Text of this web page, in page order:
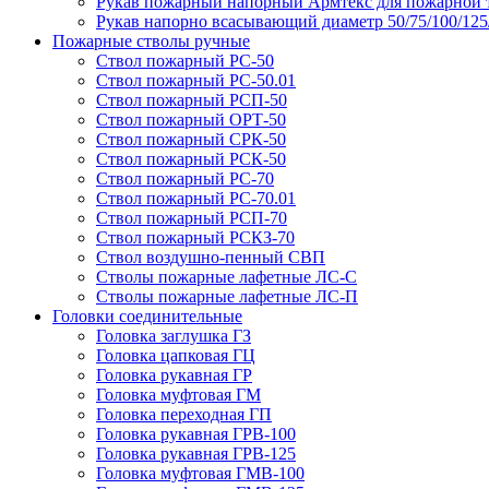
Рукав напорно всасывающий диаметр 50/75/100/
Пожарные стволы ручные
Ствол пожарный РС-50
Ствол пожарный РС-50.01
Ствол пожарный РСП-50
Ствол пожарный ОРТ-50
Ствол пожарный СРК-50
Ствол пожарный РСК-50
Ствол пожарный РС-70
Ствол пожарный РС-70.01
Ствол пожарный РСП-70
Ствол пожарный РСКЗ-70
Ствол воздушно-пенный СВП
Стволы пожарные лафетные ЛС-С
Стволы пожарные лафетные ЛС-П
Головки соединительные
Головка заглушка ГЗ
Головка цапковая ГЦ
Головка рукавная ГР
Головка муфтовая ГМ
Головка переходная ГП
Головка рукавная ГРВ-100
Головка рукавная ГРВ-125
Головка муфтовая ГМВ-100